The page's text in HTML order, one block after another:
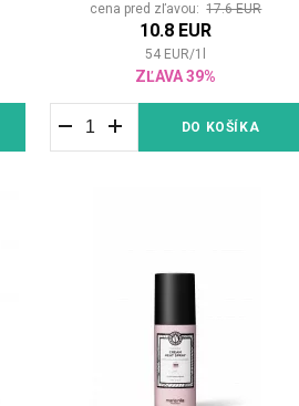
<span style="font-size:
12pt;">Sprej pre objem vlasov
dodá nielen objem, ale aj matný
vzhľad.</span> Drží a vytvára
objemné "plážové vlny" na
všetkých dĺžkach vlasov.
</span>
cena pred zľavou:17.6 EUR
10.8 EUR
54 EUR/1
ZĽAVA 39%
DO KOŠÍKA